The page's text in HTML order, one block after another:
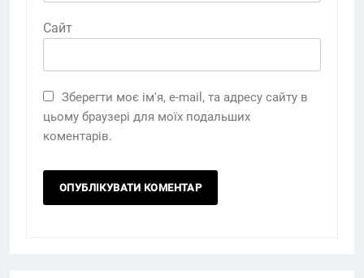
Сайт
Зберегти моє ім'я, e-mail, та адресу сайту в
цьому браузері для моїх подальших
коментарів.